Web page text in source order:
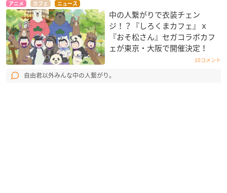
アニメ カフェ ニュース
中の人繋がりで衣装チェン
ジ！？『しろくまカフェ』ｘ
『おそ松さん』セガコラボカフ
ェが東京・大阪で開催決定！
10コメント
自由君以外みんな中の人繋がり。